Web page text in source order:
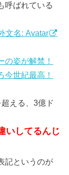
呼ばれている
文名: Avatar
姿が解禁！
世紀最高！
える、3億ド
いしてるんじ
記というのが